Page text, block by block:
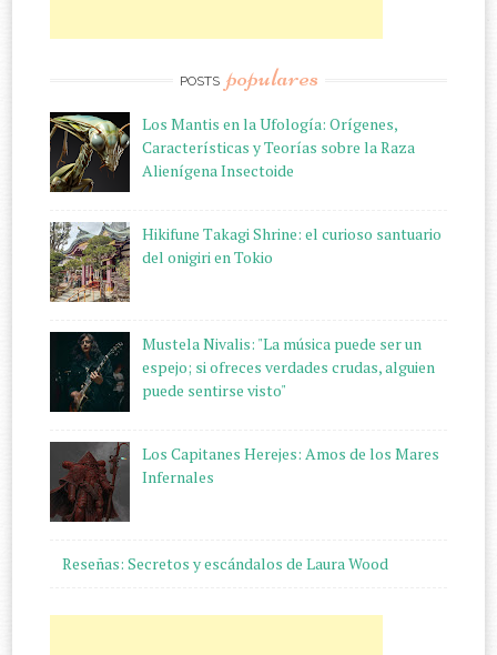
POSTS populares
Los Mantis en la Ufología: Orígenes,
Características y Teorías sobre la Raza
Alienígena Insectoide
Hikifune Takagi Shrine: el curioso santuario
del onigiri en Tokio
Mustela Nivalis: "La música puede ser un
espejo; si ofreces verdades crudas, alguien
puede sentirse visto"
Los Capitanes Herejes: Amos de los Mares
Infernales
Reseñas: Secretos y escándalos de Laura Wood